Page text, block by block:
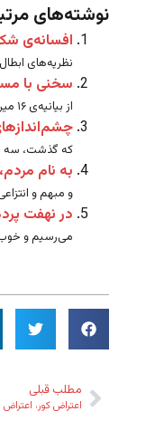
نوشته‌های
افسانه‌ی
نظریه‌های
سخنی با
از بیانیه‌ی ۱۶ میر دلاور...
که گذشت، سه
به نام
و مبهم و
در نهفت
می‌رسیم و
مطلب قبلی
اعتراض کور،